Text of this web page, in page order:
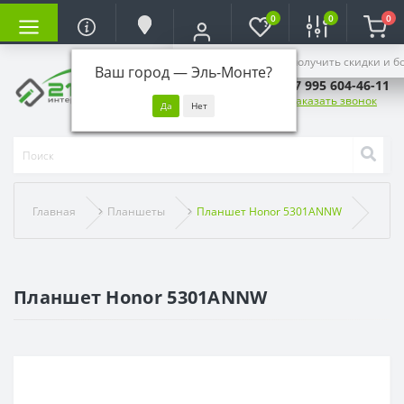
Ваш город —Эль-Монте?
Войдите, чтобы получить скидки и
0 0 0
+7 995 604-46-11
Заказать звонок
Главная Планшеты Планшет Honor 5301ANNW
Планшет Honor 5301ANNW